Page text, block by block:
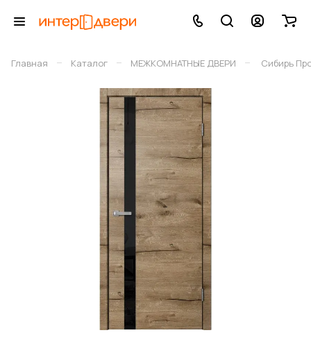
Главная – Каталог – МЕЖКОМНАТНЫЕ ДВЕРИ – Сибирь